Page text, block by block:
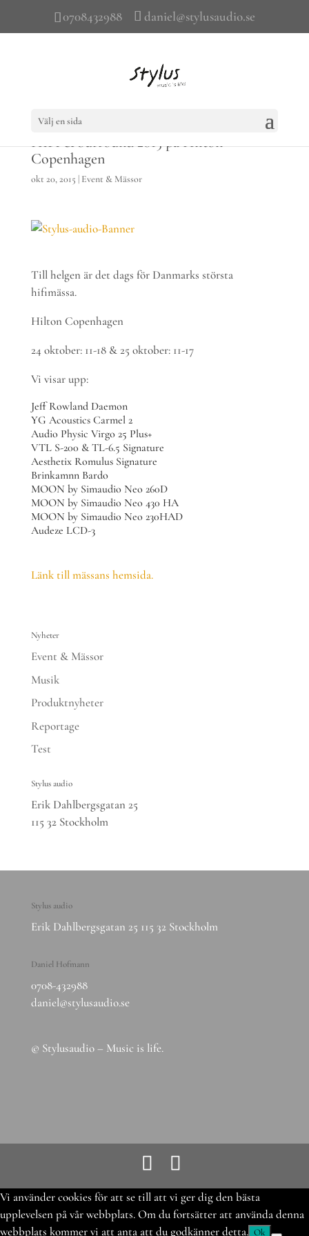
0708432988 daniel@stylusaudio.se
Välj en sida
HIFI & Surround 2015 på Hilton
Copenhagen
okt 20, 2015 | Event & Mässor
Till helgen är det dags för Danmarks största
hifimässa.
Hilton Copenhagen
24 oktober: 11-18 & 25 oktober: 11-17
Vi visar upp:
Jeff Rowland Daemon
YG Acoustics Carmel 2
Audio Physic Virgo 25 Plus+
VTL S-200 & TL-6.5 Signature
Aesthetix Romulus Signature
Brinkamnn Bardo
MOON by Simaudio Neo 260D
MOON by Simaudio Neo 430 HA
MOON by Simaudio Neo 230HAD
Audeze LCD-3
Länk till mässans hemsida.
Nyheter
Event & Mässor
Musik
Produktnyheter
Reportage
Test
Stylus audio
Erik Dahlbergsgatan 25
115 32 Stockholm
Stylus audio
Erik Dahlbergsgatan 25 115 32 Stockholm
Daniel Hofmann
0708-432988
daniel@stylusaudio.se
© Stylusaudio – Music is life.
Vi använder cookies för att se till att vi ger dig den bästa
upplevelsen på vår webbplats. Om du fortsätter att använda denna
webbplats kommer vi att anta att du godkänner detta. Ok